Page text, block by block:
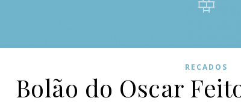
RECADOS
Bolão do Oscar